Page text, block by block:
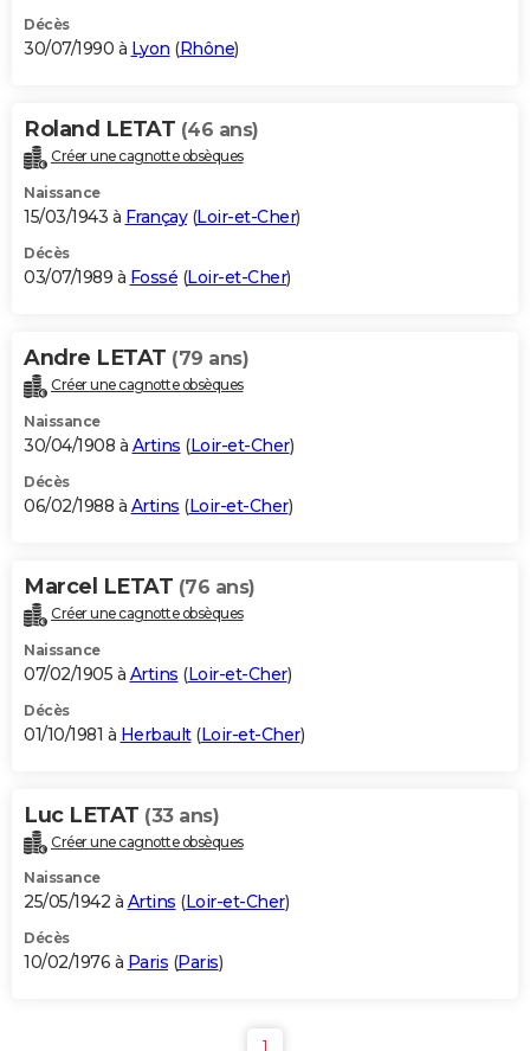
Décès
30/07/1990 à Lyon (Rhône)
Roland LETAT (46 ans)
Créer une cagnotte obsèques
Naissance
15/03/1943 à Françay(Loir-et-Cher)
Décès
03/07/1989 à Fossé (Loir-et-Cher)
Andre LETAT (79 ans)
Créer une cagnotte obsèques
Naissance
30/04/1908 à Artins (Loir-et-Cher)
Décès
06/02/1988 à Artins (Loir-et-Cher)
Marcel LETAT (76 ans)
Créer une cagnotte obsèques
Naissance
07/02/1905 à Artins (Loir-et-Cher)
Décès
01/10/1981 à Herbault(Loir-et-Cher)
Luc LETAT (33 ans)
Créer une cagnotte obsèques
Naissance
25/05/1942 à Artins (Loir-et-Cher)
Décès
10/02/1976 à Paris (Paris)
1